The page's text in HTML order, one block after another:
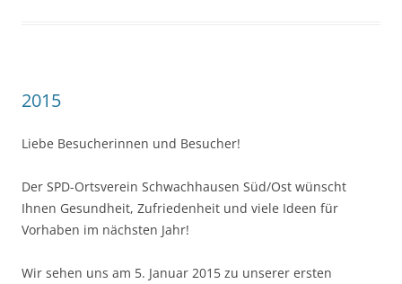
2015
Liebe Besucherinnen und Besucher!
Der SPD-Ortsverein Schwachhausen Süd/Ost wünscht
Ihnen Gesundheit, Zufriedenheit und viele Ideen für
Vorhaben im nächsten Jahr!
Wir sehen uns am 5. Januar 2015 zu unserer ersten